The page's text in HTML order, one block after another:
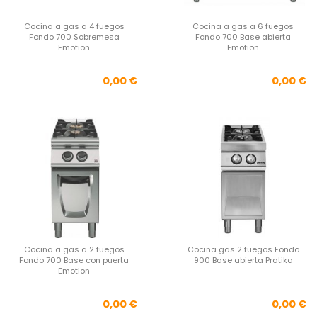
Cocina a gas a 4 fuegos
Fondo 700 Sobremesa
Emotion
Precio
0,00 €
Cocina a gas a 6 fuegos
Fondo 700 Base abierta
Emotion
0,00 €
Cocina a gas a 2 fuegos
Fondo 700 Base con puerta
Emotion
Precio
0,00 €
Cocina gas 2 fuegos Fondo
900 Base abierta Pratika
0,00 €